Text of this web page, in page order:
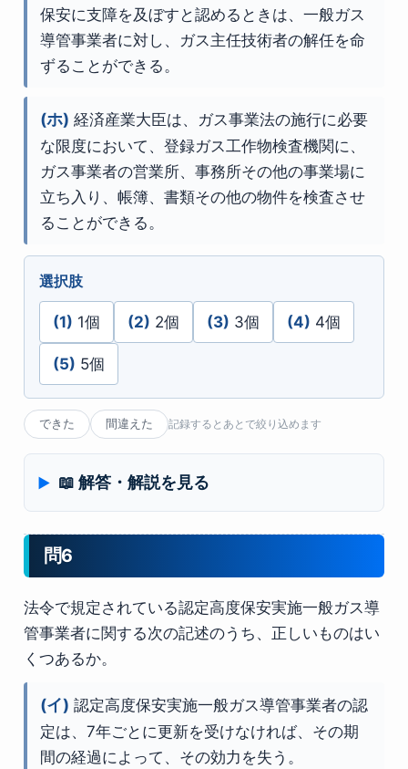
保安に支障を及ぼすと認めるときは、一般ガス
導管事業者に対し、ガス主任技術者の解任を命
ずることができる。
(ホ) 経済産業大臣は、ガス事業法の施行に必要
な限度において、登録ガス工作物検査機関に、
ガス事業者の営業所、事務所その他の事業場に
立ち入り、帳簿、書類その他の物件を検査させ
ることができる。
選択肢
(1) 1個 (2) 2個 (3) 3個 (4) 4個
(5) 5個
できた 間違えた 記録するとあとで絞り込めます
📖 解答・解説を見る
問6
法令で規定されている認定高度保安実施一般ガス導
管事業者に関する次の記述のうち、正しいものはい
くつあるか。
(イ) 認定高度保安実施一般ガス導管事業者の認
定は、7年ごとに更新を受けなければ、その期
間の経過によって、その効力を失う。